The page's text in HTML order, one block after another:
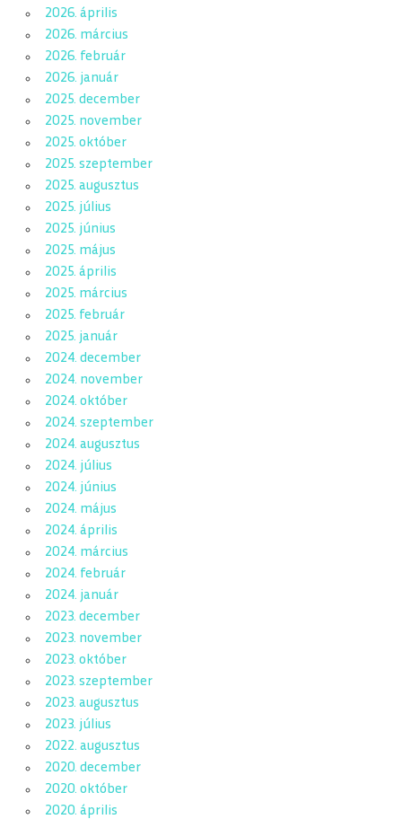
2026. április
2026. március
2026. február
2026. január
2025. december
2025. november
2025. október
2025. szeptember
2025. augusztus
2025. július
2025. június
2025. május
2025. április
2025. március
2025. február
2025. január
2024. december
2024. november
2024. október
2024. szeptember
2024. augusztus
2024. július
2024. június
2024. május
2024. április
2024. március
2024. február
2024. január
2023. december
2023. november
2023. október
2023. szeptember
2023. augusztus
2023. július
2022. augusztus
2020. december
2020. október
2020. április